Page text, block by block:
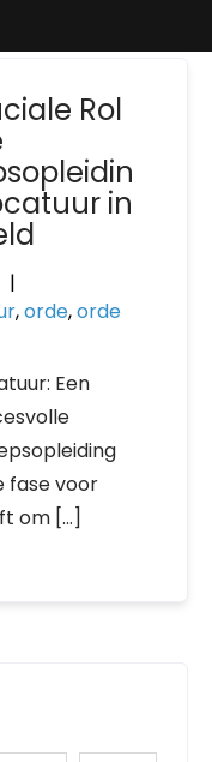
Rol
in
|
,orde,orde
Een
fase voor
om […]